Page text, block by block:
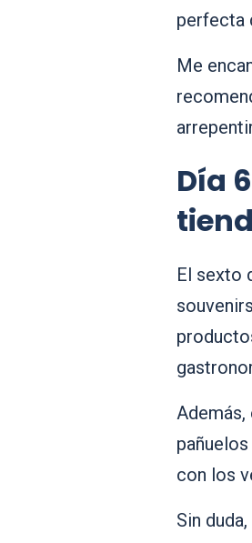
perfecta
Me
Día
El sexto
con los
Sin